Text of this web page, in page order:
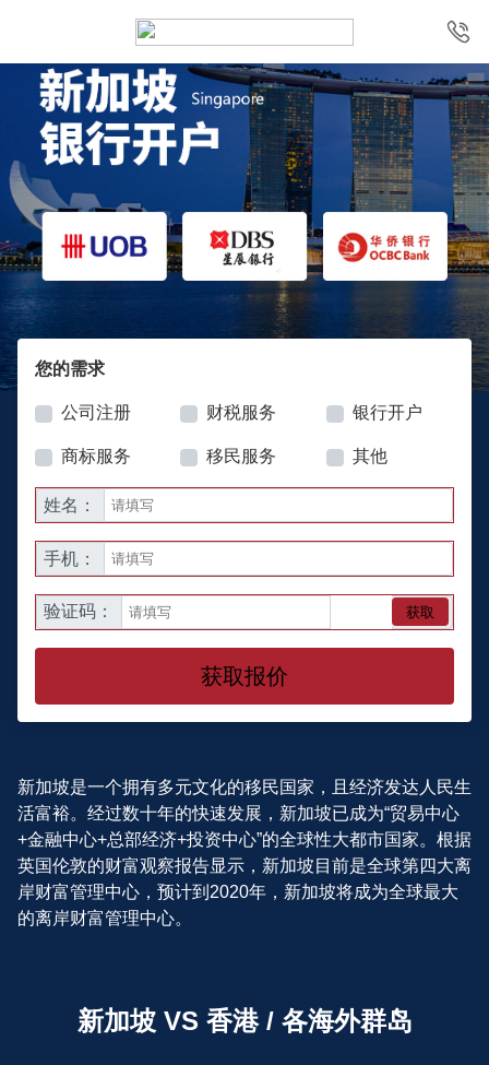
您的需求
公司注册 财税服务 银行开户
商标服务 移民服务 其他
姓名：
手机：
验证码： 获取
获取报价
新加坡是一个拥有多元文化的移民国家，且经济发达人民生
活富裕。经过数十年的快速发展，新加坡已成为“贸易中心
+金融中心+总部经济+投资中心”的全球性大都市国家。根据
英国伦敦的财富观察报告显示，新加坡目前是全球第四大离
岸财富管理中心，预计到2020年，新加坡将成为全球最大
的离岸财富管理中心。
新加坡 VS 香港 / 各海外群岛